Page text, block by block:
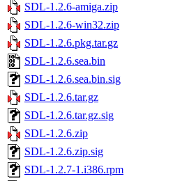
SDL-1.2.6-amiga.zip
SDL-1.2.6-win32.zip
SDL-1.2.6.pkg.tar.gz
SDL-1.2.6.sea.bin
SDL-1.2.6.sea.bin.sig
SDL-1.2.6.tar.gz
SDL-1.2.6.tar.gz.sig
SDL-1.2.6.zip
SDL-1.2.6.zip.sig
SDL-1.2.7-1.i386.rpm